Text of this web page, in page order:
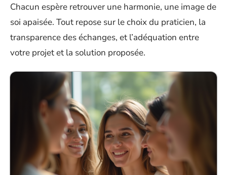
Chacun espère retrouver une harmonie, une image de
soi apaisée. Tout repose sur le choix du praticien, la
transparence des échanges, et l’adéquation entre
votre projet et la solution proposée.